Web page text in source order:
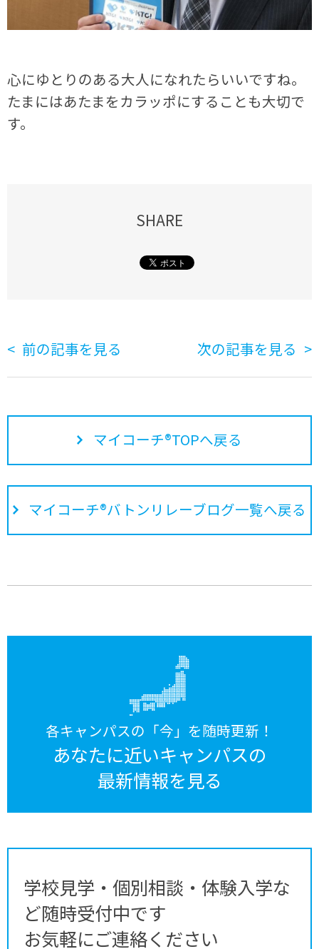
心にゆとりのある大人になれたらいいですね。
たまにはあたまをカラッポにすることも大切で
す。
SHARE
前の記事を見る 次の記事を見る
マイコーチ®TOPへ戻る
マイコーチ®バトンリレーブログ一覧へ戻る
各キャンパスの「今」を随時更新！
あなたに近いキャンパスの
最新情報を見る
学校見学・個別相談・体験入学な
ど随時受付中です
お気軽にご連絡ください